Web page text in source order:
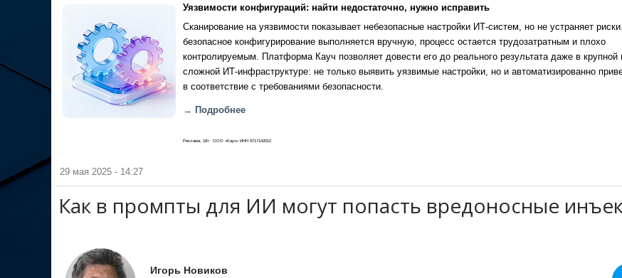
Уязвимости конфигураций: найти недостаточно, нужно исправить
Сканирование на уязвимости показывает небезопасные настройки ИТ-систем, но не устраняет
безопасное конфигурирование выполняется вручную, процесс остается трудозатратным и плохо
контролируемым. Платформа Кауч позволяет довести его до реального результата даже в крупной
сложной ИТ-инфраструктуре: не только выявить уязвимые настройки, но и автоматизированно
в соответствие с требованиями безопасности.
→ Подробнее
Реклама, 18+. ООО «Кауч» ИНН 9717142012
29 мая 2025 - 14:27
Как в промпты для ИИ могут попасть вредоносные
Игорь Новиков